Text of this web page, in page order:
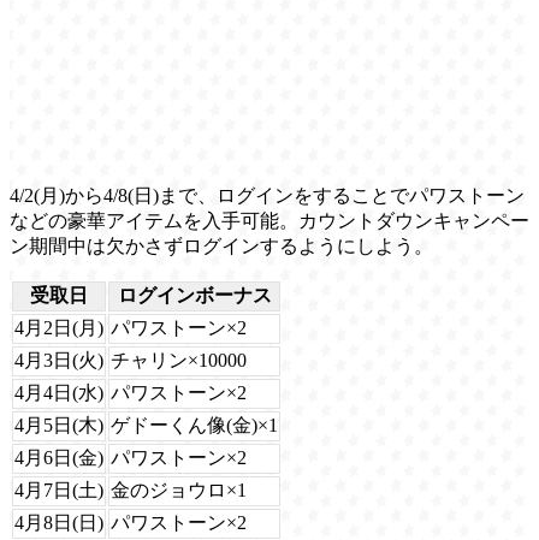
4/2(月)から4/8(日)まで、ログインをすることでパワストーン
などの豪華アイテムを入手可能。カウントダウンキャンペー
ン期間中は欠かさずログインするようにしよう。
受取日
ログインボーナス
4月2日(月) パワストーン×2
4月3日(火) チャリン×10000
4月4日(水) パワストーン×2
4月5日(木) ゲドーくん像(金)×1
4月6日(金) パワストーン×2
4月7日(土) 金のジョウロ×1
4月8日(日) パワストーン×2